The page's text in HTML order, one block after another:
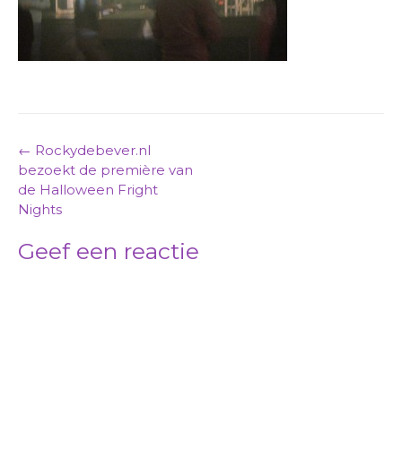
Post
navigation
← Rockydebever.nl
bezoekt de première van
de Halloween Fright
Nights
Geef een reactie